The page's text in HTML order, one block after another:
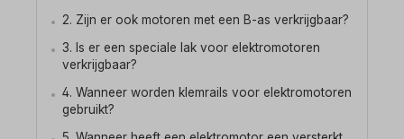
2. Zijn er ook motoren met een B-as verkrijgbaar?
3. Is er een speciale lak voor elektromotoren
verkrijgbaar?
4. Wanneer worden klemrails voor elektromotoren
gebruikt?